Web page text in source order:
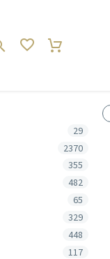
29
2370
355
482
65
329
448
117